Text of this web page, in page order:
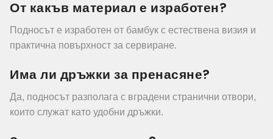
От какъв материал е изработен?
Подносът е изработен от бамбук с естествена визия и
практична повърхност за сервиране.
Има ли дръжки за пренасяне?
Да, подносът разполага с вградени странични отвори,
които служат като удобни дръжки.